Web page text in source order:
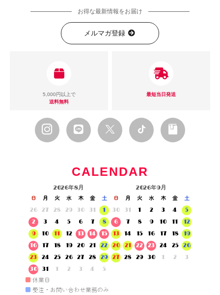
お得な最新情報をお届け
メルマガ登録
5,000円以上で
送料無料
最短当日発送
CALENDAR
2026年8月
日 月 火 水 木 金
土
26
27 28 29 30 31
1
2
3 4 5 6 7
8
9
10 11 12 13 14
15
16
17 18 19 20 21
22
23
24 25 26 27 28
29
30
31 1 2 3 4 5
2026年9月
日 月 火 水 木 金
土
30
31 1 2 3 4
5
6
7 8 9 10 11
12
13
14 15 16 17 18
19
20
21 22 23 24 25
26
27
28 29 30 1 2 3
■ 休業日
■ 受注・お問い合わせ業務のみ